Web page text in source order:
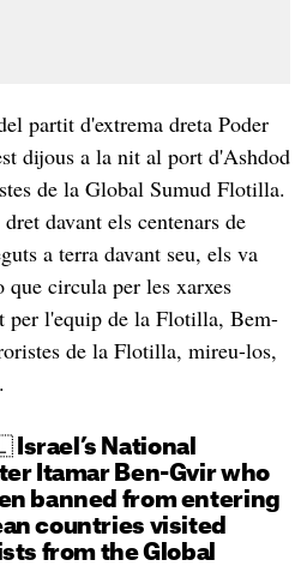
partit d'extrema dreta Poder
dijous a la nit al port d'Ashdod
de la Global Sumud Flotilla.
davant els centenars de
a terra davant seu, els va
circula per les xarxes
per l'equip de la Flotilla, Bem-
de la Flotilla, mireu-los,
Israel’s National
Itamar Ben-Gvir who
banned from entering
countries visited
from the Global